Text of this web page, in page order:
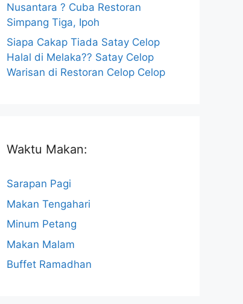
Nusantara ? Cuba Restoran
Simpang Tiga, Ipoh
Siapa Cakap Tiada Satay Celop
Halal di Melaka?? Satay Celop
Warisan di Restoran Celop Celop
Waktu Makan:
Sarapan Pagi
Makan Tengahari
Minum Petang
Makan Malam
Buffet Ramadhan